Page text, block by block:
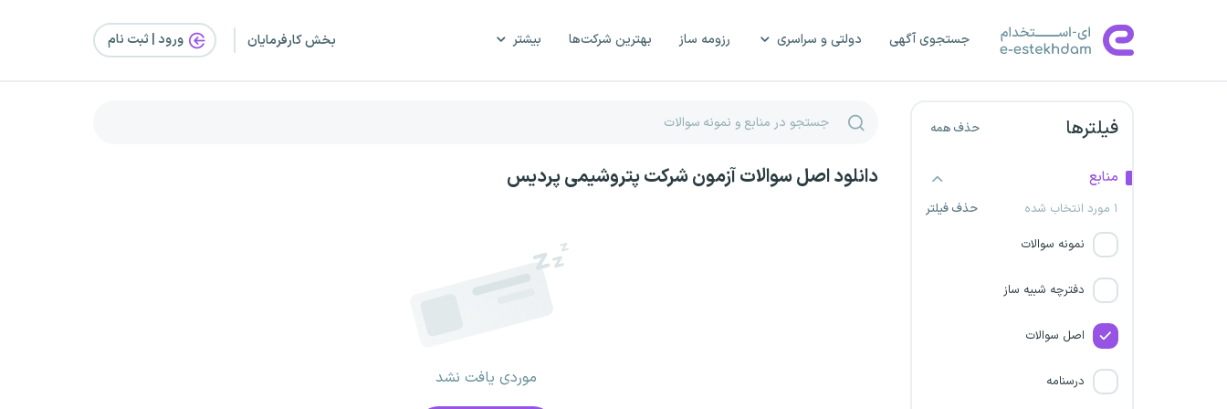
جستجوی آگهی دولتی و سراسری رزومه ساز بهترین شرکت‌ها بیشتر بخش کارفرمایان ورود | ثبت‌ نام
فیلترها حذف همه
منابع
۱ مورد انتخاب شده
حذف فیلتر
نمونه سوالات
دفترچه شبیه ساز
اصل سوالات
درسنامه
سازمان ملی بهره‌وری ایران
شرکت پتروشیمی شهید
تندگویان
دانلود اصل سوالات آزمون شرکت پتروشیمی پردیس
موردی یافت نشد